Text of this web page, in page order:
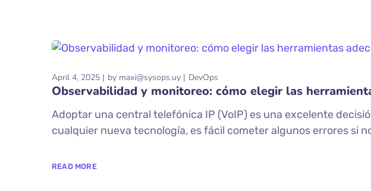
April 4, 2025 by maxi@sysops.uy DevOps
Observabilidad y monitoreo: cómo elegir las
Adoptar una central telefónica IP (VoIP) es una excelente
cualquier nueva tecnología, es fácil cometer algunos errores si
READ MORE